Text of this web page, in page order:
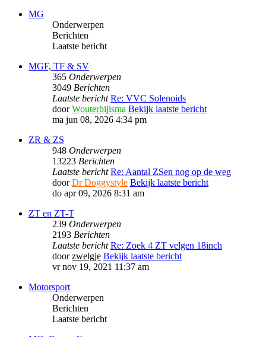
MG
Onderwerpen
Berichten
Laatste bericht
MGF, TF & SV
365 Onderwerpen
3049 Berichten
Laatste bericht Re: VVC Solenoids
doorWouterbijlsma Bekijk laatste bericht
ma jun 08, 2026 4:34 pm
ZR & ZS
948 Onderwerpen
13223 Berichten
Laatste bericht Re: Aantal ZSen nog op de weg
doorDr Doggystyle Bekijk laatste bericht
do apr 09, 2026 8:31 am
ZT en ZT-T
239 Onderwerpen
2193 Berichten
Laatste bericht Re: Zoek 4 ZT velgen 18inch
doorzwelgje Bekijk laatste bericht
vr nov 19, 2021 11:37 am
Motorsport
Onderwerpen
Berichten
Laatste bericht